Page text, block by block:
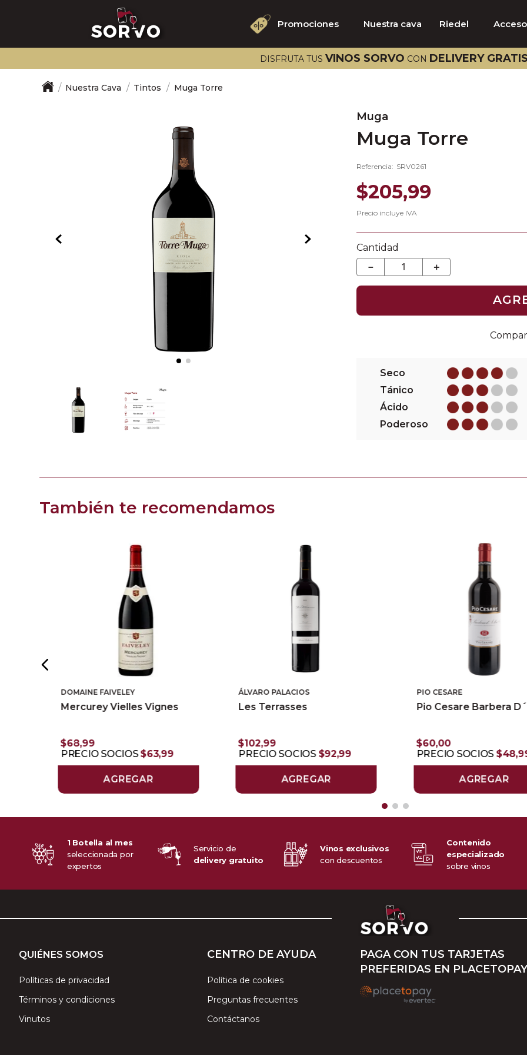
Promociones Nuestra cava Riedel
DISFRUTA TUS VINOS SORVO CON DELIVERY
Nuestra Cava Tintos Muga Torre
Muga
Muga Torre
Referencia: SRV0261
$205,99
Precio incluye IVA
Cantidad
＋
－
Seco
Tánico
Ácido
Poderoso
También te recomendamos
DOMAINE FAIVELEY
Mercurey Vielles Vignes
$68,99
PRECIO SOCIOS$63,99
AGREGAR
ÁLVARO PALACIOS
Les Terrasses
$102,99
PRECIO SOCIOS $92,99
AGREGAR
PIO CESARE
Pio Cesare Barbera
$60,00
PRECIO SOCIOS $48,
AGREGAR
1 Botella al mes
seleccionada por
expertos
Servicio de
delivery gratuito
Vinos exclusivos
con descuentos
Contenido
especializado
sobre vinos
QUIÉNES SOMOS
Políticas de privacidad
Términos y condiciones
Vinutos
CENTRO DE AYUDA
Política de cookies
Preguntas frecuentes
Contáctanos
PAGA CON TUS TARJETAS
PREFERIDAS EN PLACETOPAY
TÉRMINOS MÁS BUSCADOS
pazo señorans
9
collection